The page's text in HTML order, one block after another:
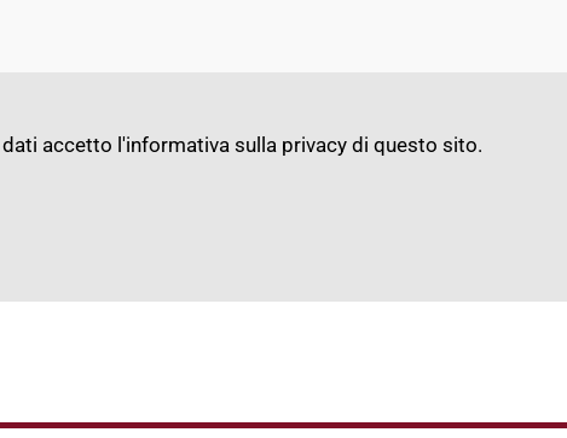
accetto l'informativa sulla privacy di questo sito.